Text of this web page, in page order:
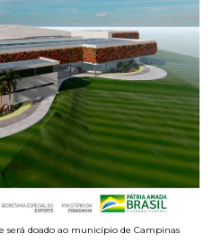
será doado ao município de Campinas